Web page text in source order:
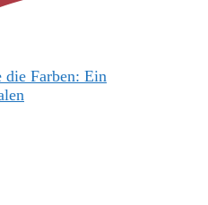
die Farben: Ein